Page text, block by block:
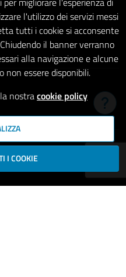
l'utilizzo dei servizi messi
tutti i cookie si acconsente
il banner verranno
alla navigazione e alcune
non essere disponibili.
nostracookie policy
I COOKIE
Hai